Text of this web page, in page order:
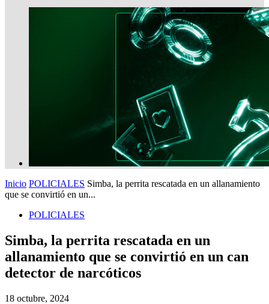
Inicio POLICIALES Simba, la perrita rescatada en un allanamiento
que se convirtió en un...
POLICIALES
Simba, la perrita rescatada en un
allanamiento que se convirtió en un can
detector de narcóticos
18 octubre, 2024